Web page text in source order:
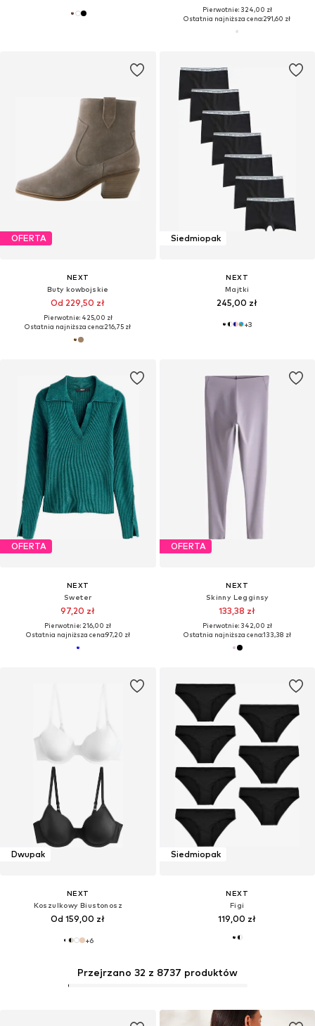
Pierwotnie: 324,00 zł
Ostatnia najniższa cena:291,60 zł
OFERTA
NEXT
Buty kowbojskie
Od 229,50 zł
Pierwotnie: 425,00 zł
Ostatnia najniższa cena:216,75 zł
Siedmiopak
NEXT
Majtki
245,00 zł
+3
Przejrzano 32 z 8737 produktów
OFERTA
NEXT
Sweter
97,20 zł
Pierwotnie: 216,00 zł
Ostatnia najniższa cena:97,20 zł
OFERTA
NEXT
Skinny Legginsy
133,38 zł
Pierwotnie: 342,00 zł
Ostatnia najniższa cena:133,38 zł
Dwupak
NEXT
Koszulkowy Biustonosz
Od 159,00 zł
+6
Siedmiopak
NEXT
Figi
119,00 zł